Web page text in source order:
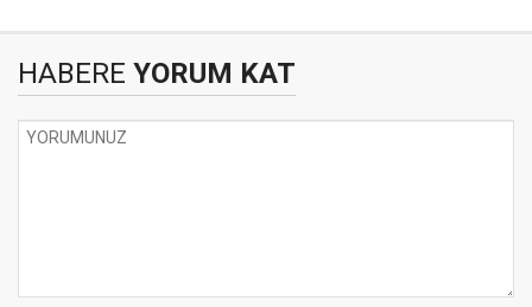
HABERE YORUM KAT